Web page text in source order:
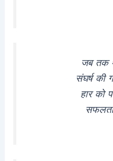
जब तक
संघर्ष की
हार को